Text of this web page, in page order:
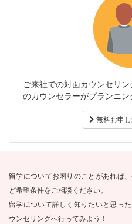
ご来社での対面カウンセリ
のカウンセラーがプランニン
無料お申
留学についてお困りのことがあれば
ど希望条件をご相談ください。
留学について詳しく知りたいと思っ
ウンセリングへ行ってみよう！